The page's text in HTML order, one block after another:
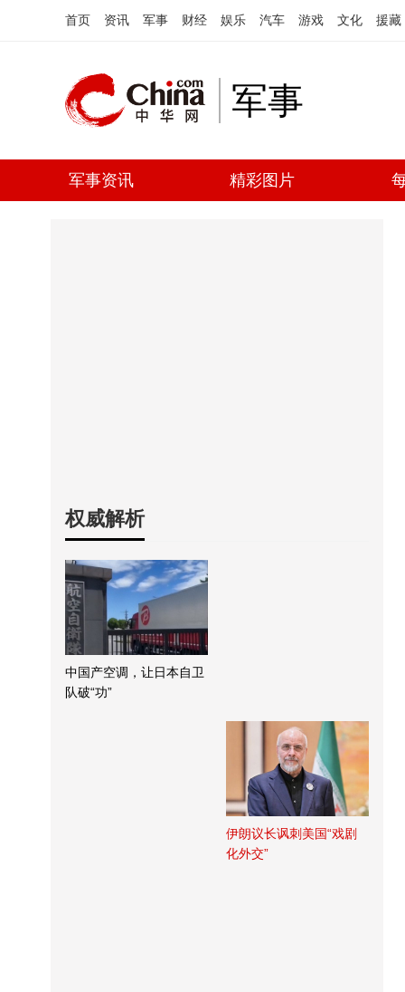
首页 资讯 军事 财经 娱乐 汽车 游戏 文化 援藏
军事
军事资讯 精彩图片
权威解析
中国产空调，让日本自卫
队破“功”
伊朗议长讽刺美国“戏剧
化外交”